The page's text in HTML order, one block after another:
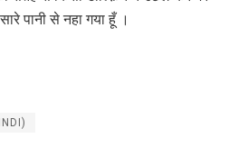
पानी से नहा गया हूँ ।